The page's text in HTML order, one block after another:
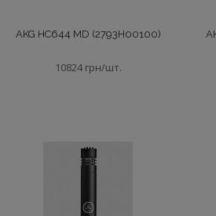
AKG HC644 MD (2793H00100)
10824 грн/шт.